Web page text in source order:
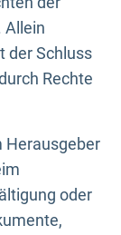
Allein
der Schluss
Rechte
Herausgeber
oder